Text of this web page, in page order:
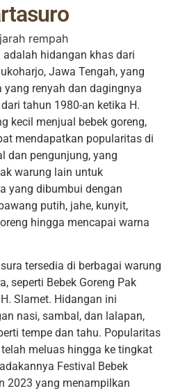
adalah hidangan khas dari
Jawa Tengah, yang
renyah dan dagingnya
tahun 1980-an ketika H.
kecil menjual bebek goreng,
mendapatkan popularitas di
dan pengunjung, yang
warung lain untuk
yang dibumbui dengan
putih, jahe, kunyit,
hingga mencapai warna
tersedia di berbagai warung
seperti Bebek Goreng Pak
Slamet. Hidangan ini
nasi, sambal, dan lalapan,
tempe dan tahu. Popularitas
meluas hingga ke tingkat
Festival Bebek
2023 yang menampilkan